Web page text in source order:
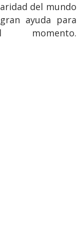
del mundo
ayuda para